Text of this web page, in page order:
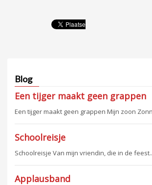
Blog
Een tijger maakt geen grappen
Een tijger maakt geen grappen Mijn zoon
Schoolreisje
Schoolreisje Van mijn vriendin, die in de
Applausband